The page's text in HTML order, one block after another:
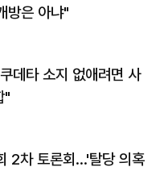
방은 아냐"
데타 소지 없애려면 사
"
2차 토론회…'탈당 의혹